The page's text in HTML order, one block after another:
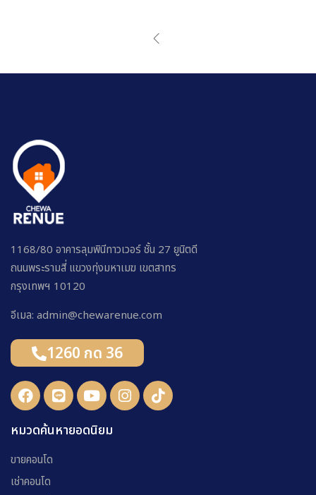
1168/80 อาคารลุมพินีทาวเวอร์ ชั้น 27 ยูนิตดี
ถนนพระรามสี่ แขวงทุ่งมหาเมฆ เขตสาทร
กรุงเทพฯ 10120
อีเมล: admin@chewarenue.com
1260 กด 36
หมวดค้นหายอดนิยม
ขายคอนโด
เช่าคอนโด